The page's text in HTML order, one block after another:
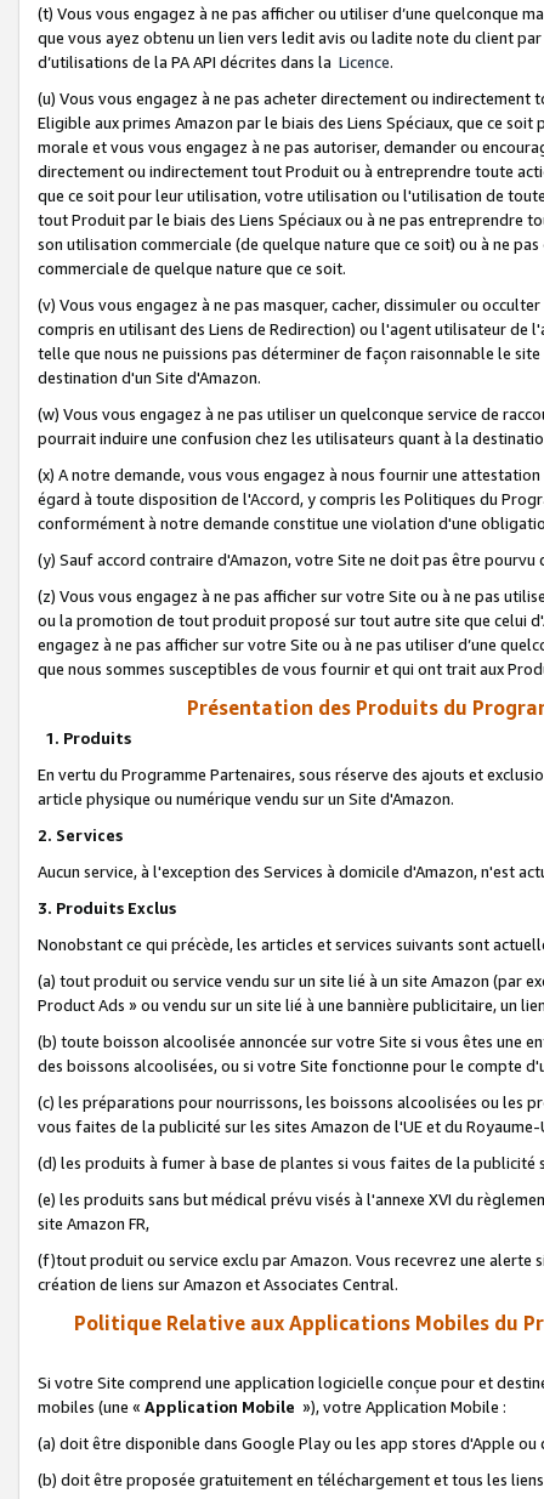
(t) Vous vous engagez à ne pas afficher ou utiliser d’une quelconque
que vous ayez obtenu un lien vers ledit avis ou ladite note du client
d’utilisations de la PA API décrites dans la Licence.
(u) Vous vous engagez à ne pas acheter directement ou
Eligible aux primes Amazon par le biais des Liens Spéciaux, que ce
morale et vous vous engagez à ne pas autoriser, demander ou
directement ou indirectement tout Produit ou à entreprendre toute
que ce soit pour leur utilisation, votre utilisation ou l'utilisation de
tout Produit par le biais des Liens Spéciaux ou à ne pas entreprendre
son utilisation commerciale (de quelque nature que ce soit) ou à ne
commerciale de quelque nature que ce soit.
(v) Vous vous engagez à ne pas masquer, cacher, dissimuler ou
compris en utilisant des Liens de Redirection) ou l'agent utilisateur
telle que nous ne puissions pas déterminer de façon raisonnable le
destination d'un Site d'Amazon.
(w) Vous vous engagez à ne pas utiliser un quelconque service de
pourrait induire une confusion chez les utilisateurs quant à la
(x) A notre demande, vous vous engagez à nous fournir une
égard à toute disposition de l'Accord, y compris les Politiques du
conformément à notre demande constitue une violation d'une
(y) Sauf accord contraire d'Amazon, votre Site ne doit pas être
(z) Vous vous engagez à ne pas afficher sur votre Site ou à ne pas
ou la promotion de tout produit proposé sur tout autre site que celui
engagez à ne pas afficher sur votre Site ou à ne pas utiliser d’une
que nous sommes susceptibles de vous fournir et qui ont trait aux
Présentation des Produits du
1. Produits
En vertu du Programme Partenaires, sous réserve des ajouts et
article physique ou numérique vendu sur un Site d'Amazon.
2. Services
Aucun service, à l'exception des Services à domicile d'Amazon, n'est
3. Produits Exclus
Nonobstant ce qui précède, les articles et services suivants sont
(a) tout produit ou service vendu sur un site lié à un site Amazon (par
Product Ads » ou vendu sur un site lié à une bannière publicitaire, un
(b) toute boisson alcoolisée annoncée sur votre Site si vous êtes une
des boissons alcoolisées, ou si votre Site fonctionne pour le compte
(c) les préparations pour nourrissons, les boissons alcoolisées ou les
vous faites de la publicité sur les sites Amazon de l'UE et du Royaume-
(d) les produits à fumer à base de plantes si vous faites de la publicité
(e) les produits sans but médical prévu visés à l'annexe XVI du
site Amazon FR,
(f)tout produit ou service exclu par Amazon. Vous recevrez une alerte
création de liens sur Amazon et Associates Central.
Politique Relative aux Applications Mobiles du
Si votre Site comprend une application logicielle conçue pour et
mobiles (une « Application Mobile »), votre Application Mobile :
(a) doit être disponible dans Google Play ou les app stores d'Apple ou
(b) doit être proposée gratuitement en téléchargement et tous les